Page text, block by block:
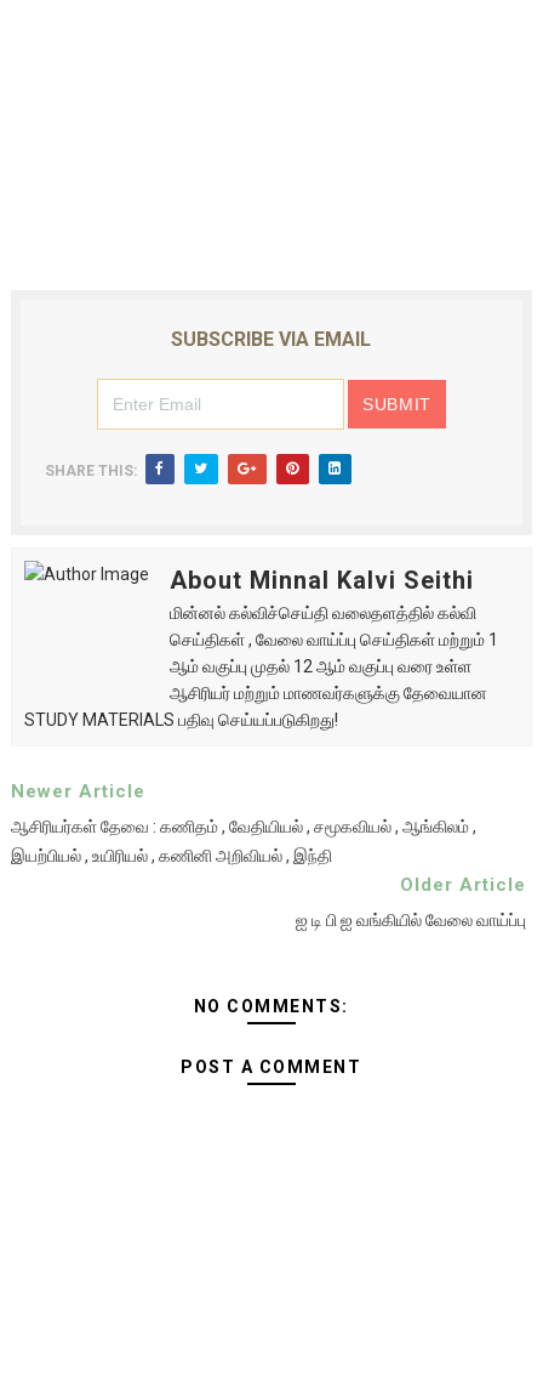
SUBSCRIBE VIA EMAIL
SHARE THIS:
About Minnal Kalvi Seithi
மின்னல் கல்விச்செய்தி வலைதளத்தில் கல்வி
செய்திகள் , வேலை வாய்ப்பு செய்திகள் மற்றும் 1
ஆம் வகுப்பு முதல் 12 ஆம் வகுப்பு வரை உள்ள
ஆசிரியர் மற்றும் மாணவர்களுக்கு தேவையான
STUDY MATERIALS பதிவு செய்யப்படுகிறது!
Newer Article
ஆசிரியர்கள் தேவை : கணிதம் , வேதியியல் , சமூகவியல் , ஆங்கிலம் ,
இயற்பியல் , உயிரியல் , கணினி அறிவியல் , இந்தி
Older Article
ஐ டி பி ஐ வங்கியில் வேலை வாய்ப்பு
NO COMMENTS:
POST A COMMENT